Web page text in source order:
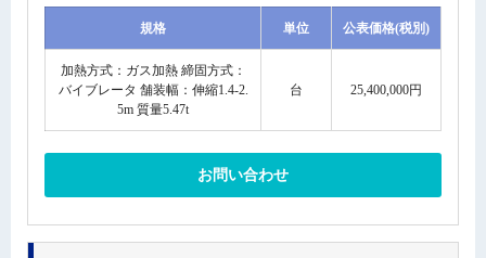
規格 単位 公表価格(税別)
加熱方式：ガス加熱 締固方式：
バイブレータ 舗装幅：伸縮1.4-2.
5m 質量5.47t
台 25,400,000円
お問い合わせ